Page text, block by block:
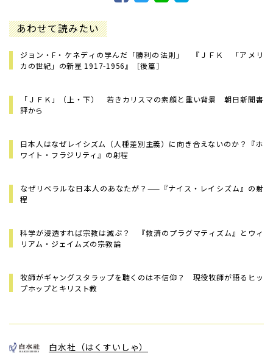
あわせて読みたい
ジョン・F・ケネディの学んだ「勝利の法則」 『ＪＦＫ 「アメリ
カの世紀」の新星 1917-1956』［後篇］
「ＪＦＫ」（上・下） 若きカリスマの素顔と重い背景 朝日新聞書
評から
日本人はなぜレイシズム（人種差別主義）に向き合えないのか？――『ホ
ワイト・フラジリティ』の射程
なぜリベラルな日本人のあなたが？——『ナイス・レイシズム』の射
程
科学が浸透すれば宗教は滅ぶ？ 『救済のプラグマティズム』とウィ
リアム・ジェイムズの宗教論
牧師がギャングスタラップを聴くのは不信仰？ 現役牧師が語るヒッ
プホップとキリスト教
白水社（はくすいしゃ）